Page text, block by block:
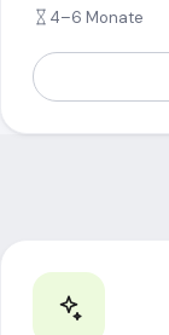
4–6 Monate